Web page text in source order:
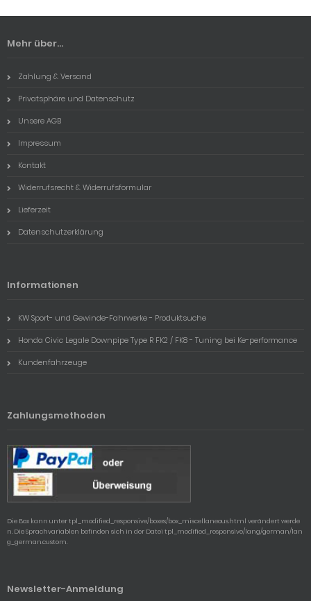
Mehr über...
Zahlung & Versand
Privatsphäre und Datenschutz
Unsere AGB
Impressum
Kontakt
Widerrufsrecht & Widerrufsformular
Lieferzeit
Datenschutzerklärung
Informationen
KW Sport- und Gewinde-Fahrwerke - Produktsuche
Honda Civic Legale Downpipe Type R FK2 / FK8 - Tuning bei Ke-performance
Kundenfahrzeuge
Zahlungsmethoden
Die Box kann unter tpl_modified_responsive/boxes/box_miscellaneous.html verändert werde
n. Die Sprachvariablen befinden sich in der Datei tpl_modified_responsive/lang/german/lan
g_german.custom.
Newsletter-Anmeldung